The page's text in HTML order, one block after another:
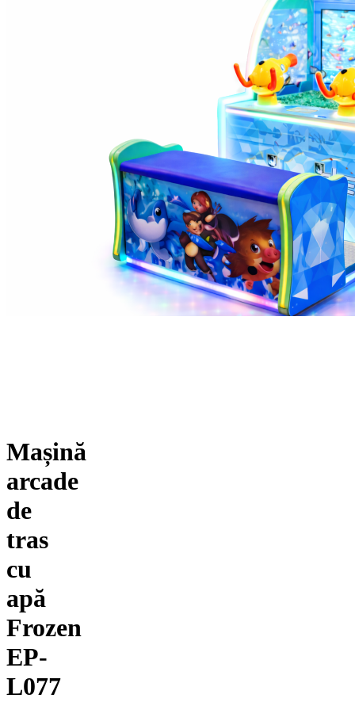
Mașină
arcade
de
tras
cu
apă
Frozen
EP-
L077